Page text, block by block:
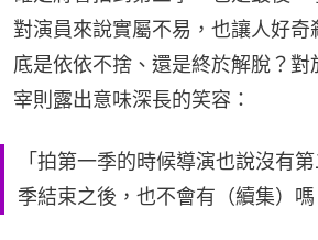
對演員來說實屬不易，也讓人好奇
底是依依不捨、還是終於解脫？
宰則露出意味深長的笑容：
「拍第一季的時候導演也說沒有
季結束之後，也不會有（續集）嗎